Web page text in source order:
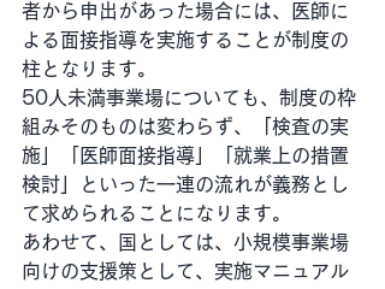
者から申出があった場合には、医師に
よる面接指導を実施することが制度の
柱となります。
50人未満事業場についても、制度の枠
組みそのものは変わらず、「検査の実
施」「医師面接指導」「就業上の措置
検討」といった一連の流れが義務とし
て求められることになります。
あわせて、国としては、小規模事業場
向けの支援策として、実施マニュアル